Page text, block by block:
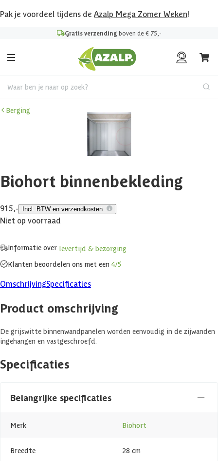
Pak je voordeel tijdens de Azalp Mega Zomer Weken!
Gratis verzending boven de € 75,-
Waar ben je naar op zoek?
Berging
Biohort binnenbekleding
915,- Incl. BTW en verzendkosten
Niet op voorraad
Informatie over levertijd & bezorging
Klanten beoordelen ons met een 4/5
OmschrijvingSpecificaties
Product omschrijving
De grijswitte binnenwandpanelen worden eenvoudig in de zijwanden
ingehangen en vastgeschroefd.
Specificaties
Belangrijke specificaties
Merk Biohort
Breedte 28 cm